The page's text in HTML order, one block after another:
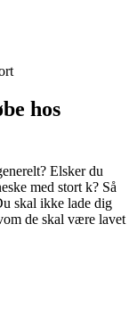
hos
Elsker du
med stort k? Så
skal ikke lade dig
de skal være lavet